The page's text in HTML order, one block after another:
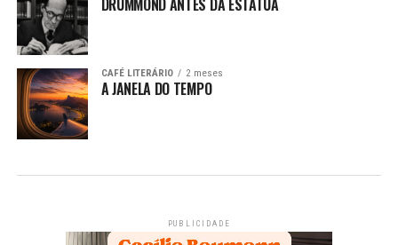
DRUMMOND ANTES DA ESTÁTUA
CAFÉ LITERÁRIO 2 meses
A JANELA DO TEMPO
PUBLICIDADE